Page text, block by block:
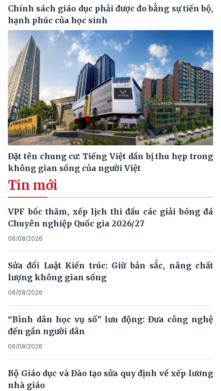
Chính sách giáo dục phải được đo bằng sự tiến bộ,
hạnh phúc của học sinh
Đặt tên chung cư: Tiếng Việt dần bị thu hẹp trong
không gian sống của người Việt
Tin mới
VPF bốc thăm, xếp lịch thi đấu các giải bóng đá
Chuyên nghiệp Quốc gia 2026/27
06/08/2026
Sửa đổi Luật Kiến trúc: Giữ bản sắc, nâng chất
lượng không gian sống
06/08/2026
“Bình dân học vụ số” lưu động: Đưa công nghệ
đến gần người dân
06/08/2026
Bộ Giáo dục và Đào tạo sửa quy định về xếp lương
nhà giáo